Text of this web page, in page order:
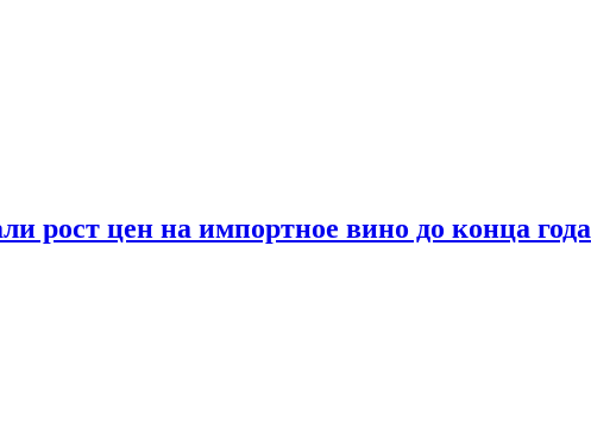
рост цен на импортное вино до конца года